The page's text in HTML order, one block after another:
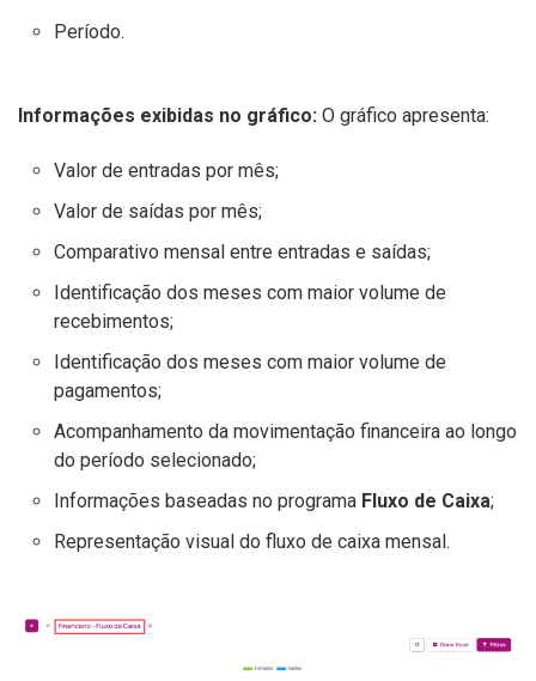
Período.
Informações exibidas no gráfico: O gráfico apresenta:
Valor de entradas por mês;
Valor de saídas por mês;
Comparativo mensal entre entradas e saídas;
Identificação dos meses com maior volume de
recebimentos;
Identificação dos meses com maior volume de
pagamentos;
Acompanhamento da movimentação financeira ao longo
do período selecionado;
Informações baseadas no programa Fluxo de Caixa;
Representação visual do fluxo de caixa mensal.